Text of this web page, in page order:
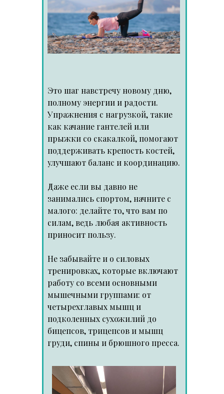
Это шаг навстречу новому дню,
полному энергии и радости.
Упражнения с нагрузкой, такие
как качание гантелей или
прыжки со скакалкой, помогают
поддерживать крепость костей,
улучшают баланс и координацию.
Даже если вы давно не
занимались спортом, начните с
малого: делайте то, что вам по
силам, ведь любая активность
приносит пользу.
Не забывайте и о силовых
тренировках, которые включают
работу со всеми основными
мышечными группами: от
четырехглавых мышц и
подколенных сухожилий до
бицепсов, трицепсов и мышц
груди, спины и брюшного пресса.